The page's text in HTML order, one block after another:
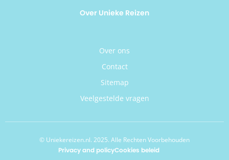
Over Unieke Reizen
Over ons
Contact
Sitemap
Veelgestelde vragen
© Uniekereizen.nl. 2025. Alle Rechten Voorbehouden
Privacy and policyCookies beleid